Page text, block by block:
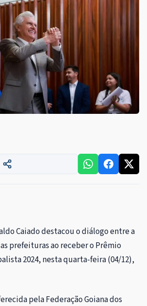
Caiado destacou o diálogo entre a
prefeituras ao receber o Prêmio
2024, nesta quarta-feira (04/12),
pela Federação Goiana dos